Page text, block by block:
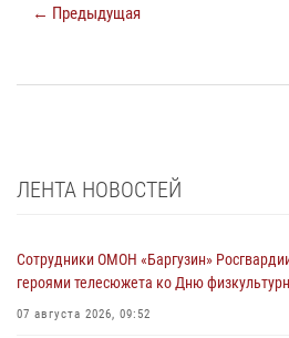
← Предыдущая
ЛЕНТА НОВОСТЕЙ
Сотрудники ОМОН «Баргузин»
героями телесюжета ко Дню
07 августа 2026, 09:52